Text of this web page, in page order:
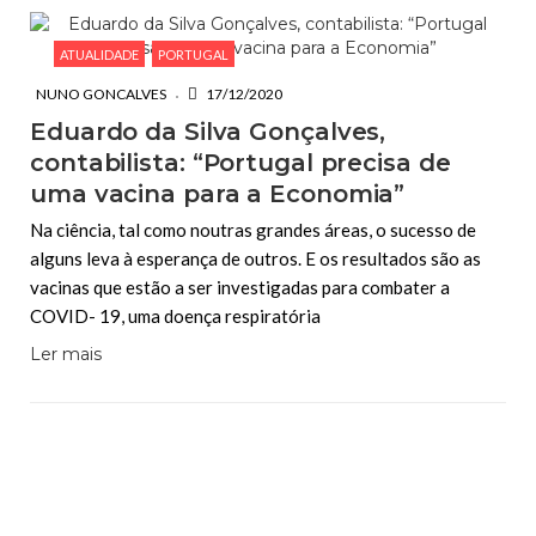
ATUALIDADE PORTUGAL
NUNO GONCALVES 17/12/2020
Eduardo da Silva Gonçalves,
contabilista: “Portugal precisa de
uma vacina para a Economia”
Na ciência, tal como noutras grandes áreas, o sucesso de
alguns leva à esperança de outros. E os resultados são as
vacinas que estão a ser investigadas para combater a
COVID- 19, uma doença respiratória
Ler mais